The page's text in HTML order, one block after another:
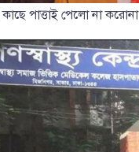
কাছে পাত্তাই পেলো না করোনা